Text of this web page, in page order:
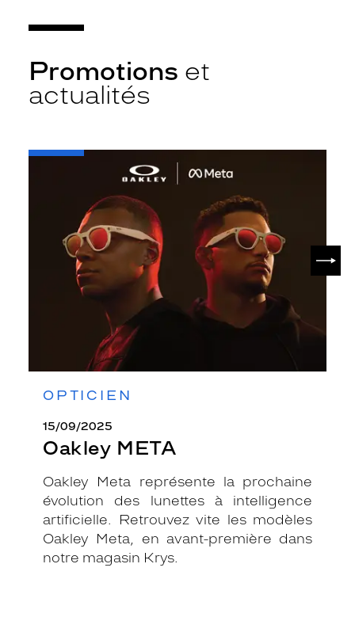
Promotions et
actualités
OPTICIEN
15/09/2025
Oakley META
Oakley Meta représente la prochaine
évolution des lunettes à intelligence
artificielle. Retrouvez vite les modèles
Oakley Meta, en avant-première dans
notre magasin Krys.
-